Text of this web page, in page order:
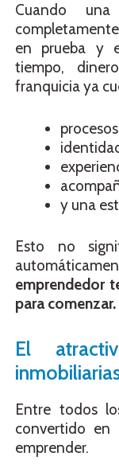
Cuando
en prueba y
tiempo,
franquicia ya
y una
Esto no
emprendedor
para comenzar.
El
Entre todos
convertido
emprender.